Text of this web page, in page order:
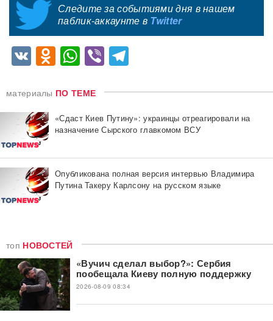
Следите за событиями дня в нашем
паблик-аккаунте в Twitter
VKOdnoklassniki
WhatsApp
Viber
материалы ПО ТЕМЕ
«Сдаст Киев Путину»: украинцы отреагировали на
назначение Сырского главкомом ВСУ
Опубликована полная версия интервью Владимира
Путина Такеру Карлсону на русском языке
топ НОВОСТЕЙ
«Вучич сделал выбор?»: Сербия
пообещала Киеву полную поддержку
2026-08-09 08:34